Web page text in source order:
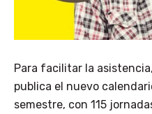
Para facilitar la
publica el nuevo
semestre, con 115